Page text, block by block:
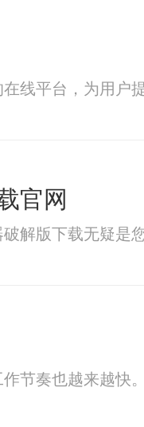
线平台，为用户
官网
解版下载无疑是
节奏也越来越快